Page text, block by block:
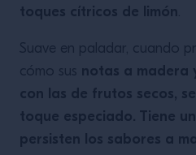
toques cítricos de limón.
Suave en paladar, cuando
cómo sus notas a madera
con las de frutos secos,
toque especiado. Tiene
persisten los sabores a